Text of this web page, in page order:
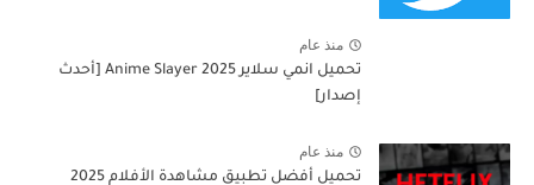
منذ عام
تحميل انمي سلاير 2025 Anime Slayer [أحدث
إصدار]
منذ عام
تحميل أفضل تطبيق مشاهدة الأفلام 2025